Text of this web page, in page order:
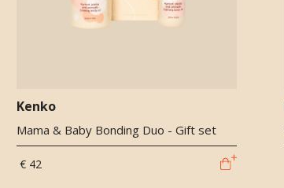
Kenko
Mama & Baby Bonding Duo - Gift set
€ 42